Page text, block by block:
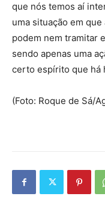
que nós temos aí
uma situação em
podem nem tramitar
sendo apenas uma
certo espírito que há
(Foto: Roque de Sá/